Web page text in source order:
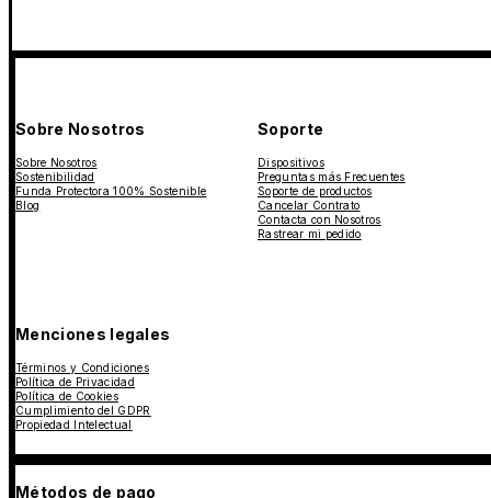
Sobre Nosotros
Sobre Nosotros
Sostenibilidad
Funda Protectora 100% Sostenible
Blog
Soporte
Dispositivos
Preguntas más Frecuentes
Soporte de productos
Cancelar Contrato
Contacta con Nosotros
Rastrear mi pedido
Menciones legales
Términos y Condiciones
Política de Privacidad
Política de Cookies
Cumplimiento del GDPR
Propiedad Intelectual
Métodos de pago